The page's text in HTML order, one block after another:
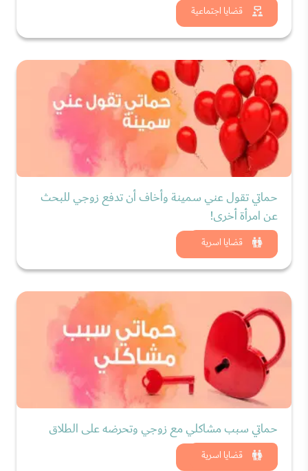
قضايا اجتماعية
شاهد الان
قضايا اسرية
حماتي تقول عني سمينة وأخاف أن تدفع زوجي للبحث
عن امرأة أخرى!
شاهد الان
قضايا اسرية
حماتي سبب مشاكلي مع زوجي وتحرضه على الطلاق
شاهد الان